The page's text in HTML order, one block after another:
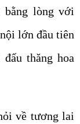
bằng lòng với
lớn đầu tiên
thăng hoa
về tương lai